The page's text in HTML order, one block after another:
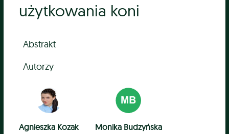
użytkowania koni
Abstrakt
Autorzy
Agnieszka Kozak Monika Budzyńska